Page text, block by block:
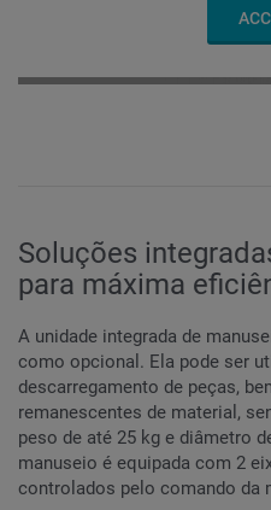
Soluções
para máxima
A unidade integrada de
como opcional. Ela pode ser
descarregamento de peças,
remanescentes de material,
peso de até 25 kg e diâmetro
manuseio é equipada com 2
controlados pelo comando da